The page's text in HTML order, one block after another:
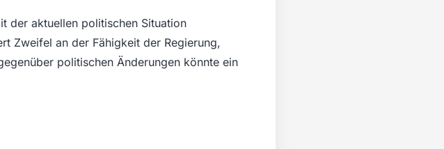
der aktuellen politischen Situation
Zweifel an der Fähigkeit der Regierung,
politischen Änderungen könnte ein